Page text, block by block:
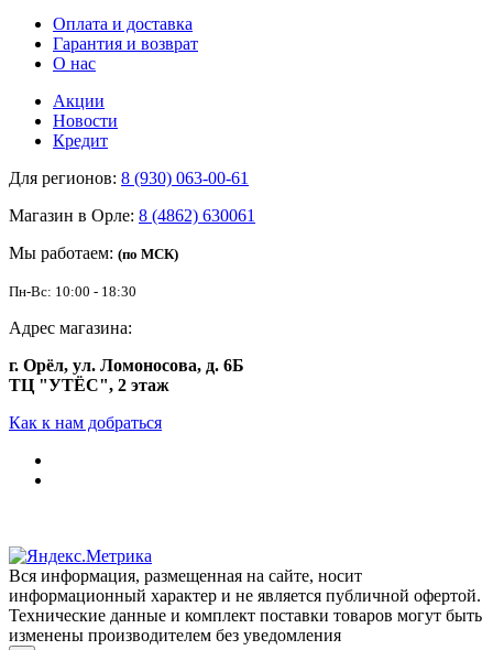
Оплата и доставка
Гарантия и возврат
О нас
Акции
Новости
Кредит
Для регионов: 8 (930) 063-00-61
Магазин в Орле: 8 (4862) 630061
Мы работаем: (по МСК)
Пн-Вс: 10:00 - 18:30
Адрес магазина:
г. Орёл, ул. Ломоносова, д. 6Б
ТЦ "УТЁС", 2 этаж
Как к нам добраться
Вся информация, размещенная на сайте, носит
информационный характер и не является публичной офертой.
Технические данные и комплект поставки товаров могут быть
изменены производителем без уведомления